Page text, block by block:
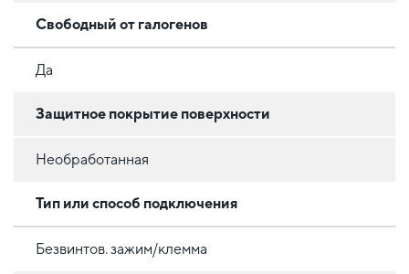
Свободный от галогенов
Да
Защитное покрытие поверхности
Необработанная
Тип или способ подключения
Безвинтов. зажим/клемма